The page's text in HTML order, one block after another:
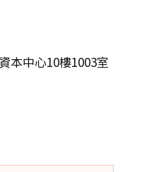
本中心10樓1003室